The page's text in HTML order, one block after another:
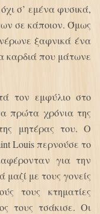
σ’ εμένα φυσικά,
σε κάποιον. Όμως
ξαφνικά ένα
καρδιά που μάτωνε
τον εμφύλιο στο
πρώτα χρόνια της
μητέρας του. Ο
Louis περνούσε το
για την
με τους γονείς
τους κτηματίες
τους τσάκισε. Οι